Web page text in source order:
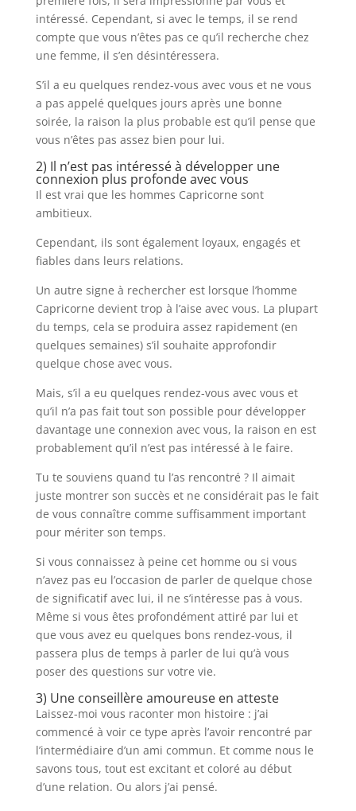
intéressé. Cependant, si avec le temps, il se rend
compte que vous n’êtes pas ce qu’il recherche chez
une femme, il s’en désintéressera.
S’il a eu quelques rendez-vous avec vous et ne vous
a pas appelé quelques jours après une bonne
soirée, la raison la plus probable est qu’il pense que
vous n’êtes pas assez bien pour lui.
2) Il n’est pas intéressé à développer une
connexion plus profonde avec vous
Il est vrai que les hommes Capricorne sont
ambitieux.
Cependant, ils sont également loyaux, engagés et
fiables dans leurs relations.
Un autre signe à rechercher est lorsque l’homme
Capricorne devient trop à l’aise avec vous. La plupart
du temps, cela se produira assez rapidement (en
quelques semaines) s’il souhaite approfondir
quelque chose avec vous.
Mais, s’il a eu quelques rendez-vous avec vous et
qu’il n’a pas fait tout son possible pour développer
davantage une connexion avec vous, la raison en est
probablement qu’il n’est pas intéressé à le faire.
Tu te souviens quand tu l’as rencontré ? Il aimait
juste montrer son succès et ne considérait pas le fait
de vous connaître comme suffisamment important
pour mériter son temps.
Si vous connaissez à peine cet homme ou si vous
n’avez pas eu l’occasion de parler de quelque chose
de significatif avec lui, il ne s’intéresse pas à vous.
Même si vous êtes profondément attiré par lui et
que vous avez eu quelques bons rendez-vous, il
passera plus de temps à parler de lui qu’à vous
poser des questions sur votre vie.
3) Une conseillère amoureuse en atteste
Laissez-moi vous raconter mon histoire : j’ai
commencé à voir ce type après l’avoir rencontré par
l’intermédiaire d’un ami commun. Et comme nous le
savons tous, tout est excitant et coloré au début
d’une relation. Ou alors j’ai pensé.